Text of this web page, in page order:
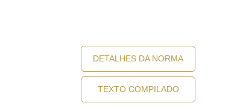
DETALHES DA NORMA
TEXTO COMPILADO